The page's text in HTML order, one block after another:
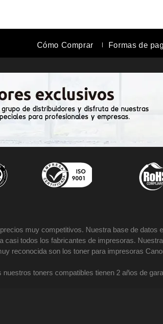
Cómo Comprar Formas de
muy competitivos. Nuestra base de datos
todos los fabricantes de impresoras.
reconocida son los toner para impresoras
toners compatibles tienen 2 años de